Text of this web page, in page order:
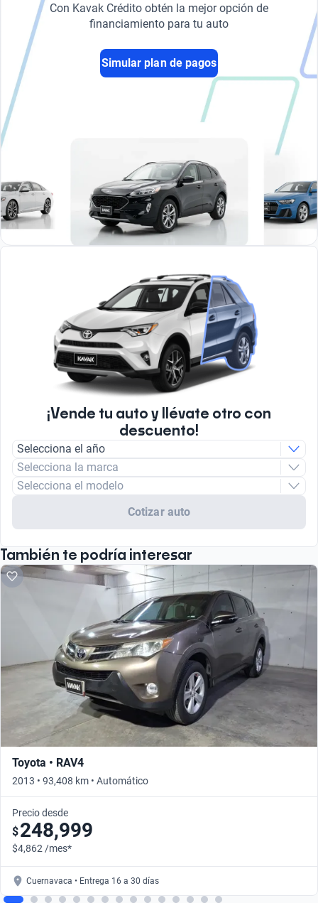
Con Kavak Crédito obtén la mejor opción de
financiamiento para tu auto
Simular plan de pagos
¡Vende tu auto y llévate otro con
descuento!
Selecciona el año
Selecciona la marca
Selecciona el modelo
Cotizar auto
También te podría interesar
Toyota • RAV4
2013 • 93,408 km • Automático
Precio desde
$248,999
$4,862 /mes*
Cuernavaca • Entrega 16 a 30 días